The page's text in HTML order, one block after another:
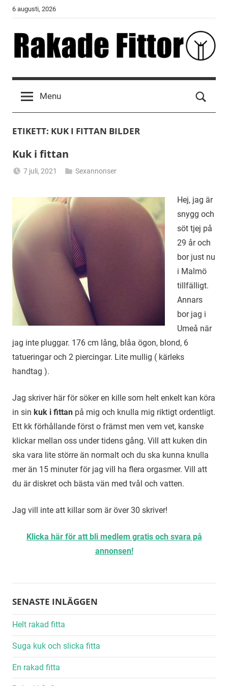
Skip
content
6 augusti, 2026
Rakade
Fittor
Menu
ETIKETT: KUK I FITTAN BILDER
Kuk i fittan
7 juli, 2021
Sexannonser
Hej, jag är
snygg och
söt tjej på
29 år och
bor just nu
i Malmö
tillfälligt.
Annars
bor jag i
Umeå när
jag inte pluggar. 176 cm lång, blåa ögon, blond, 6
tatueringar och 2 piercingar. Lite mullig ( kärleks
handtag ).
Jag skriver här för söker en kille som helt enkelt kan köra
in sin kuk i fittan på mig och knulla mig riktigt ordentligt.
Ett kk förhållande först o främst men vem vet, kanske
klickar mellan oss under tidens gång. Vill att kuken din
ska vara lite större än normalt och du ska kunna knulla
mer än 15 minuter för jag vill ha flera orgasmer. Vill att
du är diskret och bästa vän med tvål och vatten.
Jag vill inte att killar som är över 30 skriver!
Klicka här för att bli medlem gratis och svara på
annonsen!
SENASTE INLÄGGEN
Helt rakad fitta
Suga kuk och slicka fitta
En rakad fitta